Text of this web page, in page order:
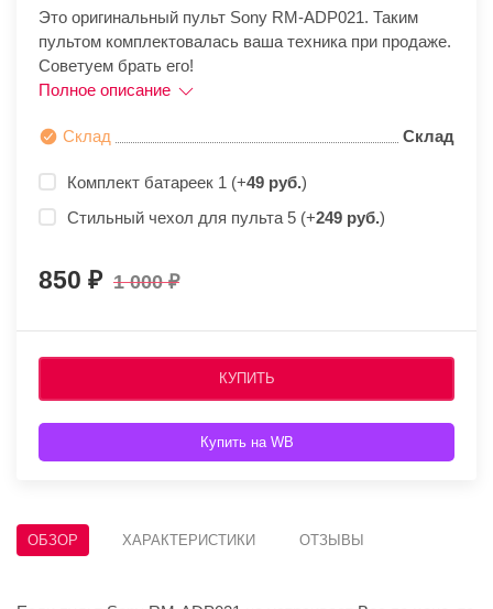
Это оригинальный пульт Sony RM-ADP021. Таким
пультом комплектовалась ваша техника при продаже.
Советуем брать его!
Полное описание
Склад Склад
Комплект батареек 1 (+49 руб.)
Стильный чехол для пульта 5 (+249 руб.)
850 1 000
КУПИТЬ
Купить на WB
ОБЗОР ХАРАКТЕРИСТИКИ ОТЗЫВЫ